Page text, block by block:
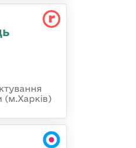
(м.Харків)